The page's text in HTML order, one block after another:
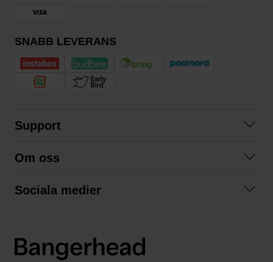
SNABB LEVERANS
Support
Köpvillkor
Om oss
Våra fraktalternativ
Sociala medier
LinkedIn